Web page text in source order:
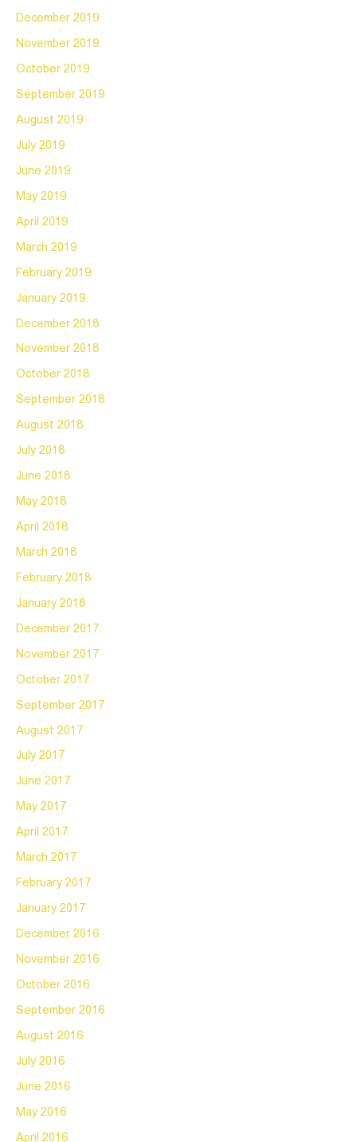
December 2019
November 2019
October 2019
September 2019
August 2019
July 2019
June 2019
May 2019
April 2019
March 2019
February 2019
January 2019
December 2018
November 2018
October 2018
September 2018
August 2018
July 2018
June 2018
May 2018
April 2018
March 2018
February 2018
January 2018
December 2017
November 2017
October 2017
September 2017
August 2017
July 2017
June 2017
May 2017
April 2017
March 2017
February 2017
January 2017
December 2016
November 2016
October 2016
September 2016
August 2016
July 2016
June 2016
May 2016
April 2016